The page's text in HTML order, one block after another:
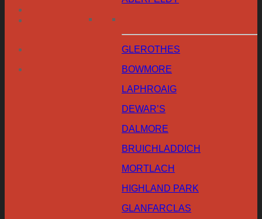
GLEROTHES
BOWMORE
LAPHROAIG
DEWAR’S
DALMORE
BRUICHLADDICH
MORTLACH
HIGHLAND PARK
GLANFARCLAS